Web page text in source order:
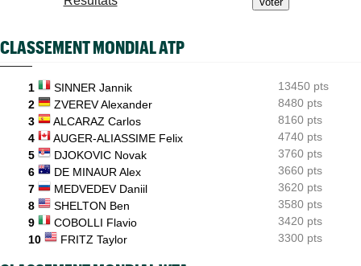
Moïse Kouame, 17 ans, peut faire mieux que Sinner et Alcaraz
Bourreau d'Ugo Humbert, Daniel Merida aime croquer du
07/08
ATP - Cincinnati
Comme Carlos Alcaraz, Holger Rune a renoncé à Cincinnati
CLASSEMENT MONDIAL ATP
1 SINNER Jannik
13450 pts
2
ZVEREV Alexander
8480 pts
3
ALCARAZ Carlos
8160 pts
4
AUGER-ALIASSIME Felix
4740 pts
5
DJOKOVIC Novak
3760 pts
6
DE MINAUR Alex
3660 pts
7
MEDVEDEV Daniil
3620 pts
8
SHELTON Ben
3580 pts
9
COBOLLI Flavio
3420 pts
10
FRITZ Taylor 3300 pts